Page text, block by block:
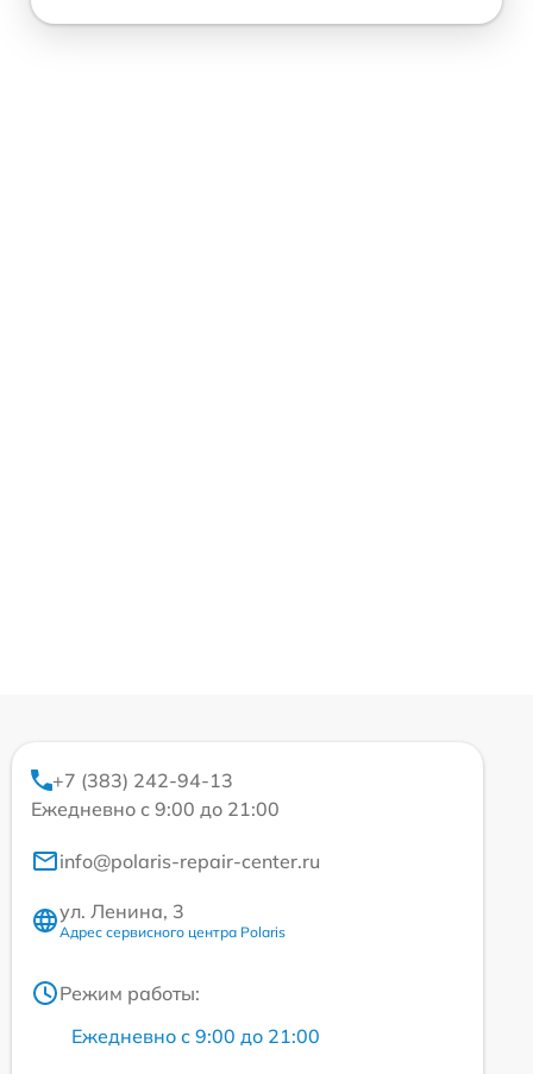
+7 (383) 242-94-13
Ежедневно с 9:00 до 21:00
info@polaris-repair-center.ru
ул. Ленина, 3
Адрес сервисного центра Polaris
Режим работы:
Ежедневно с 9:00 до 21:00